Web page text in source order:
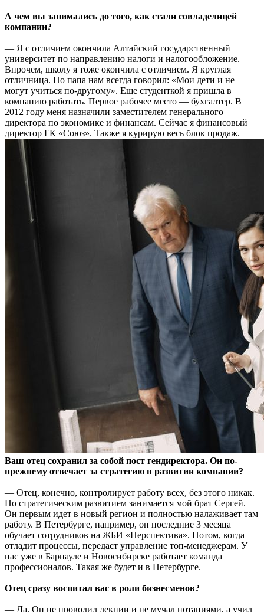
А чем вы занимались до того, как стали совладелицей
компании?
— Я с отличием окончила Алтайский государственный
университет по направлению налоги и налогообложение.
Впрочем, школу я тоже окончила с отличием. Я круглая
отличница. Но папа нам всегда говорил: «Мои дети и не
могут учиться по-другому». Еще студенткой я пришла в
компанию работать. Первое рабочее место — бухгалтер. В
2012 году меня назначили заместителем генерального
директора по экономике и финансам. Сейчас я финансовый
директор ГК «Союз». Также я курирую весь блок продаж.
Ваш отец сохранил за собой пост гендиректора. Он по-
прежнему отвечает за стратегию в развитии компании?
— Отец, конечно, контролирует работу всех, без этого никак.
Но стратегическим развитием занимается мой брат Сергей.
Он первым идет в новый регион и полностью налаживает там
работу. В Петербурге, например, он последние 3 месяца
обучает сотрудников на ЖБИ «Перспектива». Потом, когда
отладит процессы, передаст управление топ-менеджерам. У
нас уже в Барнауле и Новосибирске работает команда
профессионалов. Такая же будет и в Петербурге.
Отец сразу воспитал вас в роли бизнесменов?
— Да. Он не проводил лекции и не мучал нотациями, а учил